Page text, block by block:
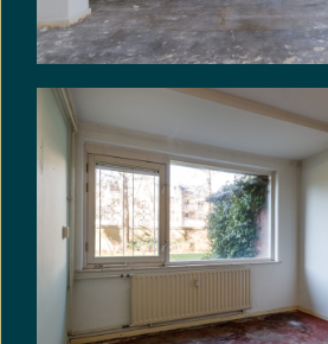
– Oplevering in overleg, kan snel.